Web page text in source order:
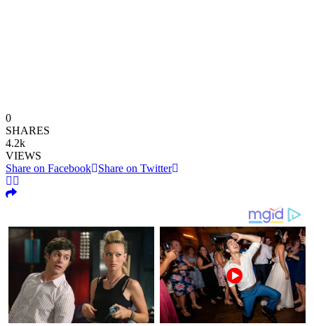
0
SHARES
4.2k
VIEWS
Share on Facebook
Share on Twitter